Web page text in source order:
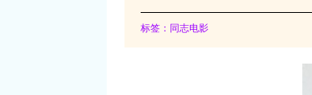
标签：同志电影